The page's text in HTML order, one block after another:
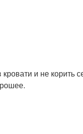
и не корить